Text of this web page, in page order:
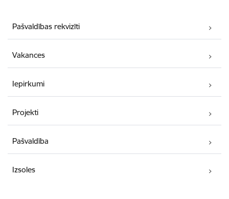
Pašvaldības rekvizīti
Vakances
Iepirkumi
Projekti
Pašvaldība
Izsoles